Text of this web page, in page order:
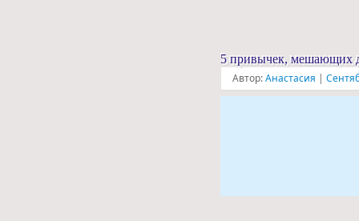
5 привычек, мешающих
Автор:Анастасия |